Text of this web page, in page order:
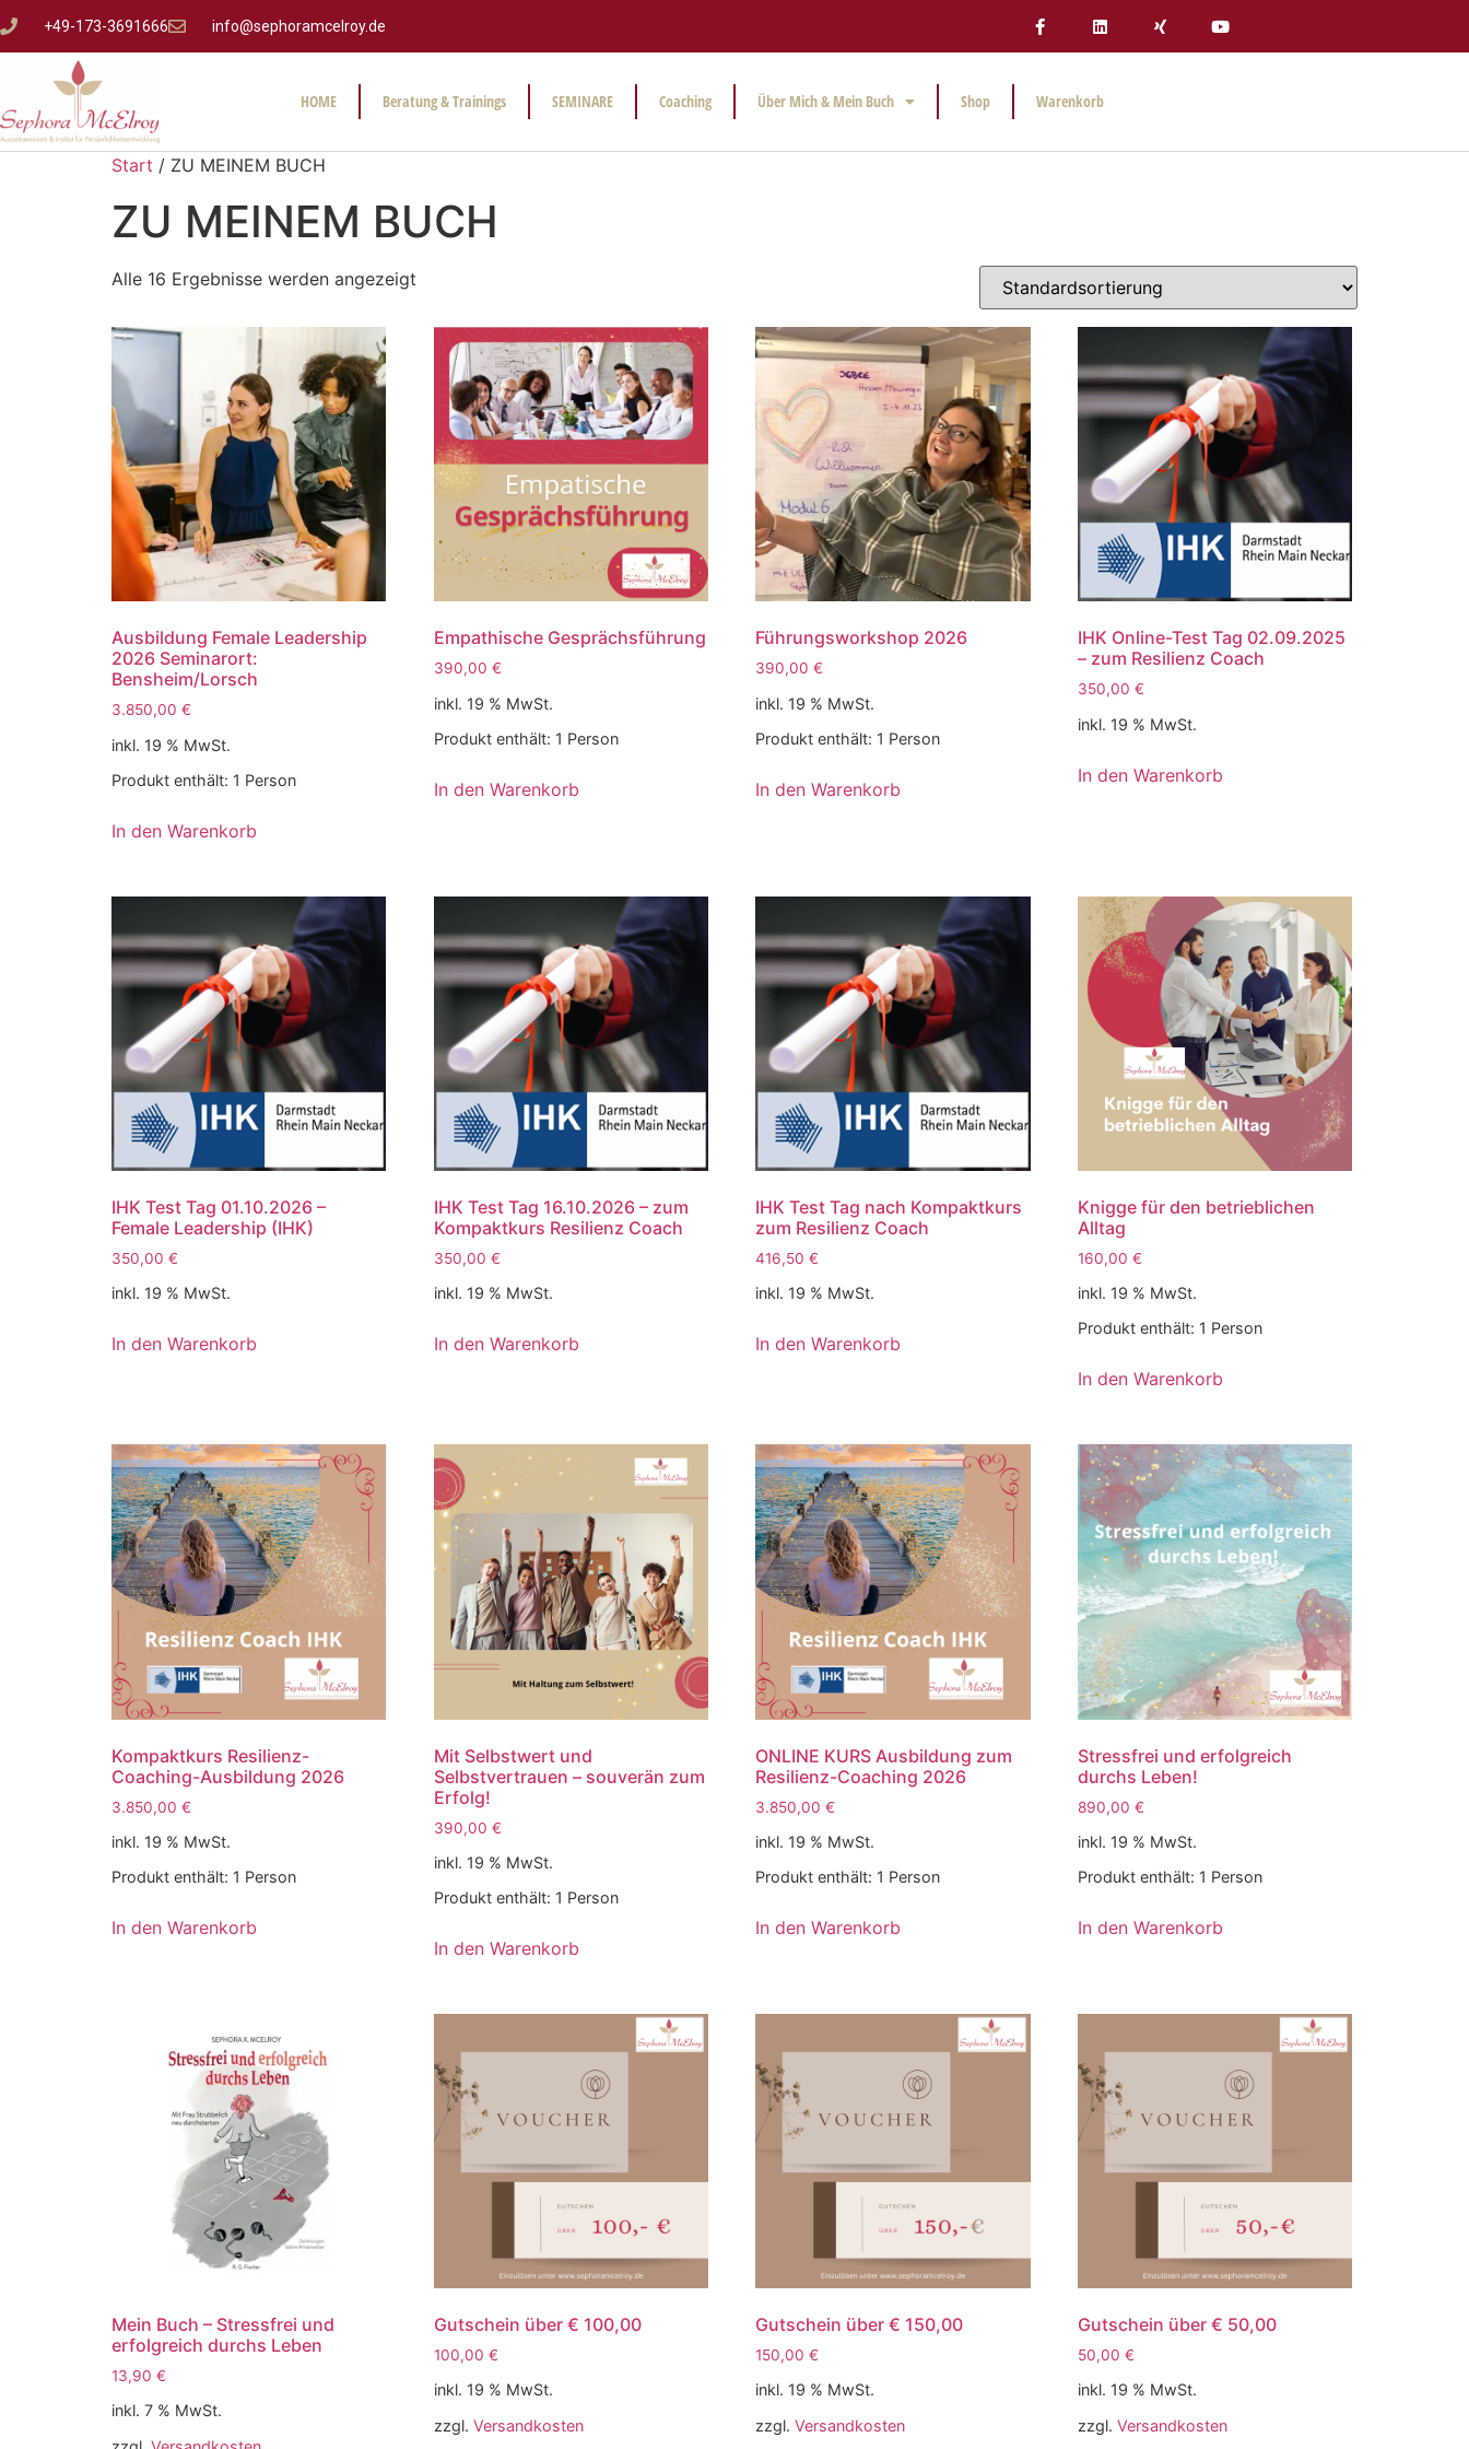
+49-173-3691666 info@sephoramcelroy.de
HOME Beratung & Trainings SEMINARE Coaching Über Mich & Mein Buch Shop Warenkorb
Start / ZU MEINEM BUCH
ZU MEINEM BUCH
Alle 16 Ergebnisse werden angezeigt
Ausbildung Female Leadership
2026 Seminarort:
Bensheim/Lorsch
3.850,00 €
inkl. 19 % MwSt.
Produkt enthält: 1 Person
In den Warenkorb
Empathische Gesprächsführung
390,00 €
inkl. 19 % MwSt.
Produkt enthält: 1 Person
In den Warenkorb
Führungsworkshop 2026
390,00€
inkl. 19 % MwSt.
Produkt enthält: 1 Person
In den Warenkorb
IHK Online-Test Tag 02.09.2025
– zum Resilienz Coach
350,00€
inkl. 19 % MwSt.
In den Warenkorb
IHK Test Tag 01.10.2026 –
Female Leadership (IHK)
350,00 €
inkl. 19 % MwSt.
In den Warenkorb
IHK Test Tag 16.10.2026 – zum
Kompaktkurs Resilienz Coach
350,00 €
inkl. 19 % MwSt.
In den Warenkorb
IHK Test Tag nach Kompaktkurs
zum Resilienz Coach
416,50€
inkl. 19 % MwSt.
In den Warenkorb
Knigge für den betrieblichen
Alltag
160,00€
inkl. 19 % MwSt.
Produkt enthält: 1 Person
In den Warenkorb
Kompaktkurs Resilienz-
Coaching-Ausbildung 2026
3.850,00 €
inkl. 19 % MwSt.
Produkt enthält: 1 Person
In den Warenkorb
Mit Selbstwert und
Selbstvertrauen – souverän zum
Erfolg!
390,00 €
inkl. 19 % MwSt.
Produkt enthält: 1 Person
In den Warenkorb
ONLINE KURS Ausbildung zum
Resilienz-Coaching 2026
3.850,00€
inkl. 19 % MwSt.
Produkt enthält: 1 Person
In den Warenkorb
Stressfrei und erfolgreich
durchs Leben!
890,00€
inkl. 19 % MwSt.
Produkt enthält: 1 Person
In den Warenkorb
Mein Buch – Stressfrei und
erfolgreich durchs Leben
13,90 €
inkl. 7 % MwSt.
Gutschein über € 100,00
100,00 €
inkl. 19 % MwSt.
zzgl. Versandkosten
Gutschein über € 150,00
150,00€
inkl. 19 % MwSt.
zzgl.Versandkosten
Gutschein über € 50,00
50,00€
inkl. 19 % MwSt.
zzgl.Versandkosten